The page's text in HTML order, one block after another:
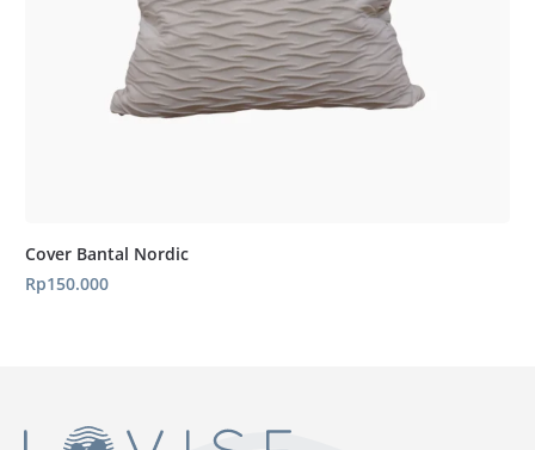
Cover Bantal Nordic
Rp150.000